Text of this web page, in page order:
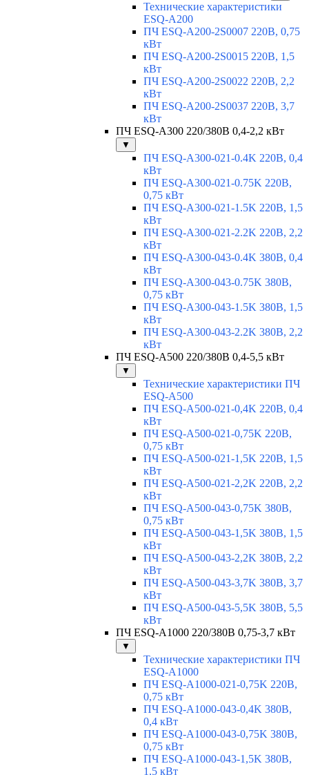
Технические характеристики
ESQ-A200
ПЧ ESQ-A200-2S0007 220В, 0,75
кВт
ПЧ ESQ-A200-2S0015 220В, 1,5
кВт
ПЧ ESQ-A200-2S0022 220В, 2,2
кВт
ПЧ ESQ-A200-2S0037 220В, 3,7
кВт
ПЧ ESQ-A300 220/380В 0,4-2,2 кВт
▼
ПЧ ESQ-A300-021-0.4K 220В, 0,4
кВт
ПЧ ESQ-A300-021-0.75K 220В,
0,75 кВт
ПЧ ESQ-A300-021-1.5K 220В, 1,5
кВт
ПЧ ESQ-A300-021-2.2K 220В, 2,2
кВт
ПЧ ESQ-A300-043-0.4K 380В, 0,4
кВт
ПЧ ESQ-A300-043-0.75K 380В,
0,75 кВт
ПЧ ESQ-A300-043-1.5K 380В, 1,5
кВт
ПЧ ESQ-A300-043-2.2K 380В, 2,2
кВт
ПЧ ESQ-A500 220/380В 0,4-5,5 кВт
▼
Технические характеристики ПЧ
ESQ-A500
ПЧ ESQ-A500-021-0,4K 220В, 0,4
кВт
ПЧ ESQ-A500-021-0,75K 220В,
0,75 кВт
ПЧ ESQ-A500-021-1,5K 220В, 1,5
кВт
ПЧ ESQ-A500-021-2,2K 220В, 2,2
кВт
ПЧ ESQ-A500-043-0,75K 380В,
0,75 кВт
ПЧ ESQ-A500-043-1,5K 380В, 1,5
кВт
ПЧ ESQ-A500-043-2,2K 380В, 2,2
кВт
ПЧ ESQ-A500-043-3,7K 380В, 3,7
кВт
ПЧ ESQ-A500-043-5,5K 380В, 5,5
кВт
ПЧ ESQ-A1000 220/380В 0,75-3,7 кВт
▼
Технические характеристики ПЧ
ESQ-A1000
ПЧ ESQ-A1000-021-0,75K 220В,
0,75 кВт
ПЧ ESQ-A1000-043-0,4K 380В,
0,4 кВт
ПЧ ESQ-A1000-043-0,75K 380В,
0,75 кВт
ПЧ ESQ-A1000-043-1,5K 380В,
1,5 кВт